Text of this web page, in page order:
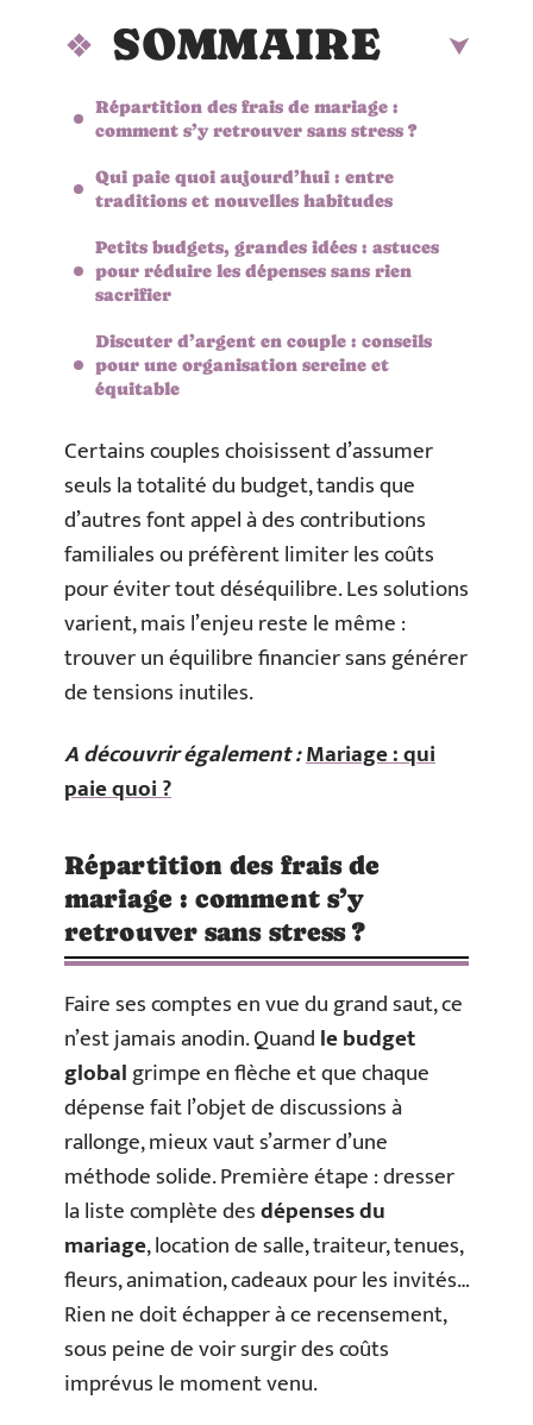
SOMMAIRE
Répartition des frais de mariage :
comment s’y retrouver sans stress ?
Qui paie quoi aujourd’hui : entre
traditions et nouvelles habitudes
Petits budgets, grandes idées : astuces
pour réduire les dépenses sans rien
sacrifier
Discuter d’argent en couple : conseils
pour une organisation sereine et
équitable
Certains couples choisissent d’assumer
seuls la totalité du budget, tandis que
d’autres font appel à des contributions
familiales ou préfèrent limiter les coûts
pour éviter tout déséquilibre. Les solutions
varient, mais l’enjeu reste le même :
trouver un équilibre financier sans générer
de tensions inutiles.
A découvrir également :Mariage : qui
paie quoi ?
Répartition des frais de
mariage : comment s’y
retrouver sans stress ?
Faire ses comptes en vue du grand saut, ce
n’est jamais anodin. Quandle budget
globalgrimpe en flèche et que chaque
dépense fait l’objet de discussions à
rallonge, mieux vaut s’armer d’une
méthode solide. Première étape : dresser
la liste complète desdépenses du
mariage, location de salle, traiteur, tenues,
fleurs, animation, cadeaux pour les invités…
Rien ne doit échapper à ce recensement,
sous peine de voir surgir des coûts
imprévus le moment venu.